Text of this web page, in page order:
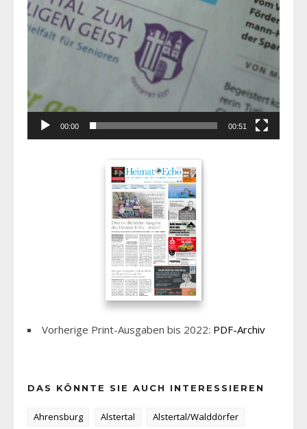
00:00 00:51
Vorherige Print-Ausgaben bis 2022: PDF-Archiv
DAS KÖNNTE SIE AUCH INTERESSIEREN
Ahrensburg Alstertal
Alstertal/Walddörfer